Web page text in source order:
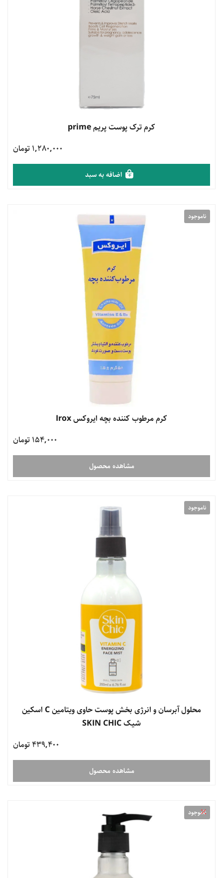
کرم ترک پوست پریم prime
1,280,000 تومان
اضافه به سبد
ناموجود
کرم مرطوب کننده بچه ایروکس Irox
154,000 تومان
مشاهده محصول
ناموجود
محلول آبرسان و انرژی بخش پوست حاوی ویتامین C اسکین
شیک SKIN CHIC
439,400 تومان
مشاهده محصول
ناموجود